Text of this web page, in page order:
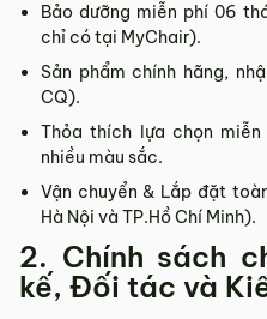
Bảo dưỡng miễn phí 06
chỉ có tại MyChair).
Sản phẩm chính hãng,
CQ).
Thỏa thích lựa chọn
nhiều màu sắc.
Vận chuyển & Lắp đặt
Hà Nội và TP.Hồ Chí Minh).
2. Chính sách
kế, Đối tác và